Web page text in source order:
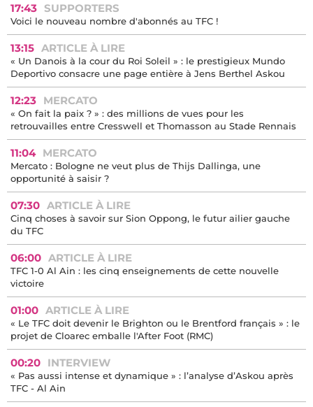
17:43 SUPPORTERS
Voici le nouveau nombre d'abonnés au TFC !
13:15 ARTICLE À LIRE
« Un Danois à la cour du Roi Soleil » : le prestigieux Mundo
Deportivo consacre une page entière à Jens Berthel Askou
12:23 MERCATO
« On fait la paix ? » : des millions de vues pour les
retrouvailles entre Cresswell et Thomasson au Stade Rennais
11:04 MERCATO
Mercato : Bologne ne veut plus de Thijs Dallinga, une
opportunité à saisir ?
07:30 ARTICLE À LIRE
Cinq choses à savoir sur Sion Oppong, le futur ailier gauche
du TFC
06:00 ARTICLE À LIRE
TFC 1-0 Al Ain : les cinq enseignements de cette nouvelle
victoire
01:00 ARTICLE À LIRE
« Le TFC doit devenir le Brighton ou le Brentford français » : le
projet de Cloarec emballe l'After Foot (RMC)
00:20 INTERVIEW
« Pas aussi intense et dynamique » : l’analyse d’Askou après
TFC - Al Ain